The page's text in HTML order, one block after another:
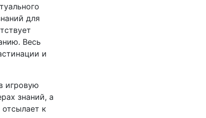
для
Весь
и
игровую
знаний, а
к